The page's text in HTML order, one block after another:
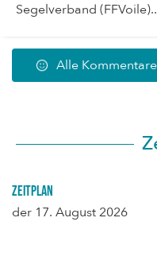
Segelverband
Alle
Zeitplan
der 17. August 2026